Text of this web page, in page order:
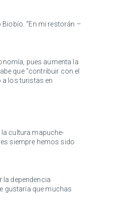
“En mi restorán –
pues aumenta la
que “contribuir con el
los turistas en
cultura mapuche-
siempre hemos sido
la dependencia
gustaría que muchas